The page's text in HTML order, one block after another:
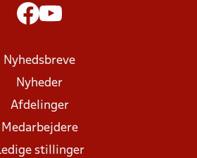
Nyhedsbreve
Nyheder
Afdelinger
Medarbejdere
stillinger